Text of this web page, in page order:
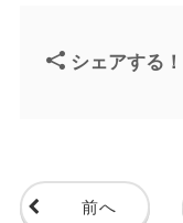
シェアする！
前へ